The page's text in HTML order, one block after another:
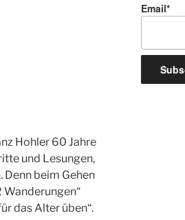
Hohler 60 Jahre
und Lesungen,
Denn beim Gehen
Wanderungen“
das Alter üben“.
Email*